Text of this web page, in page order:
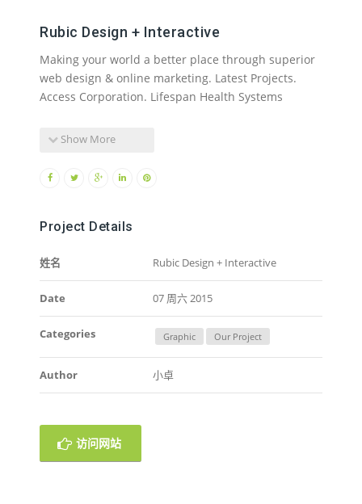
Rubic Design + Interactive
Making your world a better place through superior
web design & online marketing. Latest Projects.
Access Corporation. Lifespan Health Systems
Show More
Project Details
姓名 Rubic Design + Interactive
Date 07 周六 2015
Categories Graphic Our Project
Author 小卓
访问网站